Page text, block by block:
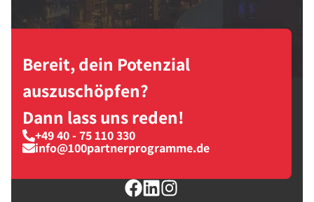
Bereit, dein Potenzial
auszuschöpfen?
Dann lass uns reden!
+49 40 - 75 110 330
info@100partnerprogramme.de